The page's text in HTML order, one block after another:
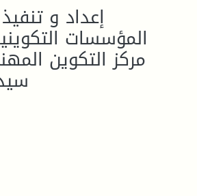
إعداد و
المؤسسات
مركز التكوين